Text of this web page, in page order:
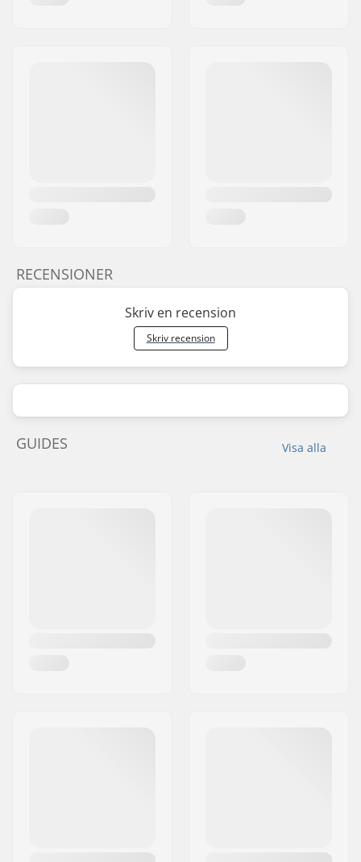
RECENSIONER
Skriv en recension
Skriv recension
Visa alla
GUIDES